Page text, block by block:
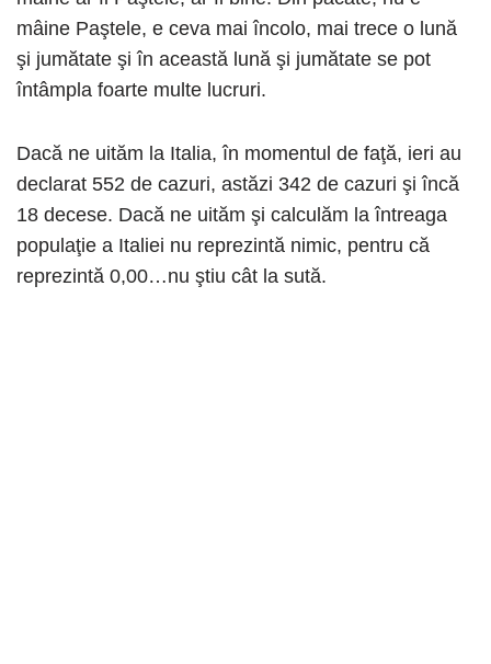
mâine Paştele, e ceva mai încolo, mai trece o lună
şi jumătate şi în această lună şi jumătate se pot
întâmpla foarte multe lucruri.
Dacă ne uităm la Italia, în momentul de faţă, ieri au
declarat 552 de cazuri, astăzi 342 de cazuri şi încă
18 decese. Dacă ne uităm şi calculăm la întreaga
populaţie a Italiei nu reprezintă nimic, pentru că
reprezintă 0,00…nu ştiu cât la sută.